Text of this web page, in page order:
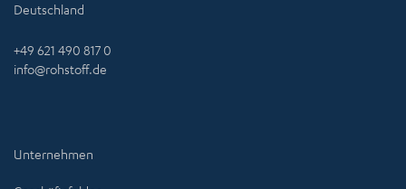
Deutschland
+49 621 490 817 0
info@rohstoff.de
Unternehmen